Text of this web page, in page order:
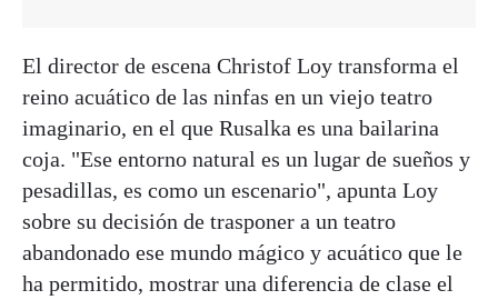
El director de escena Christof Loy transforma el
reino acuático de las ninfas en un viejo teatro
imaginario, en el que Rusalka es una bailarina
coja. "Ese entorno natural es un lugar de sueños y
pesadillas, es como un escenario", apunta Loy
sobre su decisión de trasponer a un teatro
abandonado ese mundo mágico y acuático que le
ha permitido, mostrar una diferencia de clase el